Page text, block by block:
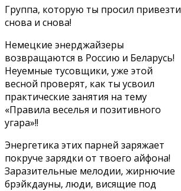
Группа, которую ты просил привезти
снова и снова!
Немецкие энерджайзеры
возвращаются в Россию и Беларусь!
Неуемные тусовщики, уже этой
весной проверят, как ты усвоил
практические занятия на тему
«Правила веселья и позитивного
угара»!!
Энергетика этих парней заряжает
покруче зарядки от твоего айфона!
Заразительные мелодии, жирнючие
брэйкдауны, люди, висящие под